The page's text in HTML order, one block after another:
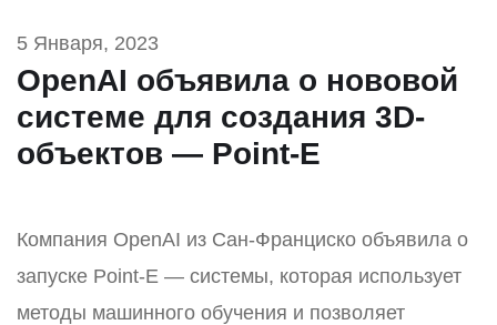
5 Января, 2023
OpenAI объявила о нововой
системе для создания 3D-
объектов — Point-E
Компания OpenAI из Сан-Франциско объявила о
запуске Point-E — системы, которая использует
методы машинного обучения и позволяет